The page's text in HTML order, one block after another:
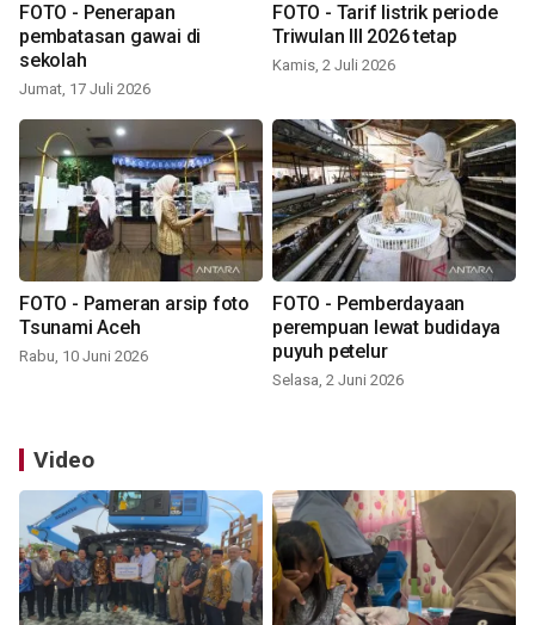
FOTO - Penerapan
pembatasan gawai di
sekolah
Jumat, 17 Juli 2026
FOTO - Tarif listrik periode
Triwulan III 2026 tetap
Kamis, 2 Juli 2026
FOTO - Pameran arsip foto
Tsunami Aceh
Rabu, 10 Juni 2026
FOTO - Pemberdayaan
perempuan lewat budidaya
puyuh petelur
Selasa, 2 Juni 2026
Video